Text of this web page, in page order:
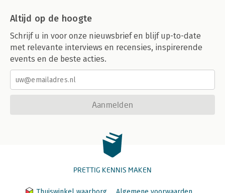
Altijd op de hoogte
Schrijf u in voor onze nieuwsbrief en blijf up-to-date
met relevante interviews en recensies, inspirerende
events en de beste acties.
Aanmelden
PRETTIG KENNIS MAKEN